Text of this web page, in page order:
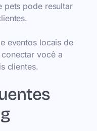
pets pode resultar
eventos locais de
você a
clientes.